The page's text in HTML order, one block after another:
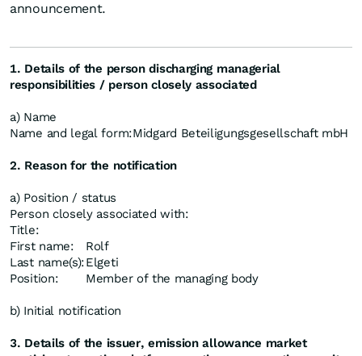
announcement.
1. Details of the person discharging managerial
responsibilities / person closely associated
a) Name
Name and legal form:Midgard Beteiligungsgesellschaft mbH
2. Reason for the notification
a) Position / status
Person closely associated with:
Title:
First name:
Rolf
Last name(s):Elgeti
Position:
Member of the managing body
b) Initial notification
3. Details of the issuer, emission allowance market